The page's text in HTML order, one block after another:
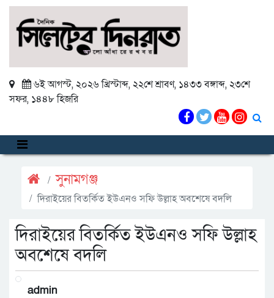
৬ই আগস্ট, ২০২৬ খ্রিস্টাব্দ, ২২শে শ্রাবণ, ১৪৩৩ বঙ্গাব্দ, ২৩শে
সফর, ১৪৪৮ হিজরি
সুনামগঞ্জ
দিরাইয়ের বিতর্কিত ইউএনও সফি উল্লাহ অবশেষে বদলি
দিরাইয়ের বিতর্কিত ইউএনও সফি উল্লাহ
অবশেষে বদলি
admin